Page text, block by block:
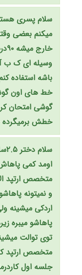
میکنم بعضی
وسیله ای ک ب
باشه استفاده
خط های اون
گوشی امتحان
خطش برمیگرده
اومد کمی
متخصص ارتپد
و نمیتونه
اردکی میشینه
پاهاشو میبره
توی توالت
متخصص ارتپد
جلسه اول